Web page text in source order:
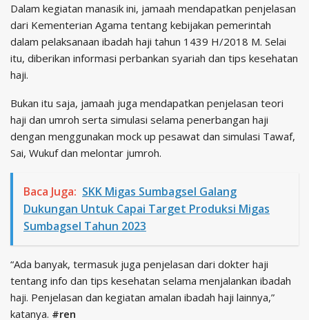
Dalam kegiatan manasik ini, jamaah mendapatkan penjelasan
dari Kementerian Agama tentang kebijakan pemerintah
dalam pelaksanaan ibadah haji tahun 1439 H/2018 M. Selai
itu, diberikan informasi perbankan syariah dan tips kesehatan
haji.
Bukan itu saja, jamaah juga mendapatkan penjelasan teori
haji dan umroh serta simulasi selama penerbangan haji
dengan menggunakan mock up pesawat dan simulasi Tawaf,
Sai, Wukuf dan melontar jumroh.
Baca Juga: SKK Migas Sumbagsel Galang
Dukungan Untuk Capai Target Produksi Migas
Sumbagsel Tahun 2023
“Ada banyak, termasuk juga penjelasan dari dokter haji
tentang info dan tips kesehatan selama menjalankan ibadah
haji. Penjelasan dan kegiatan amalan ibadah haji lainnya,”
katanya. #ren